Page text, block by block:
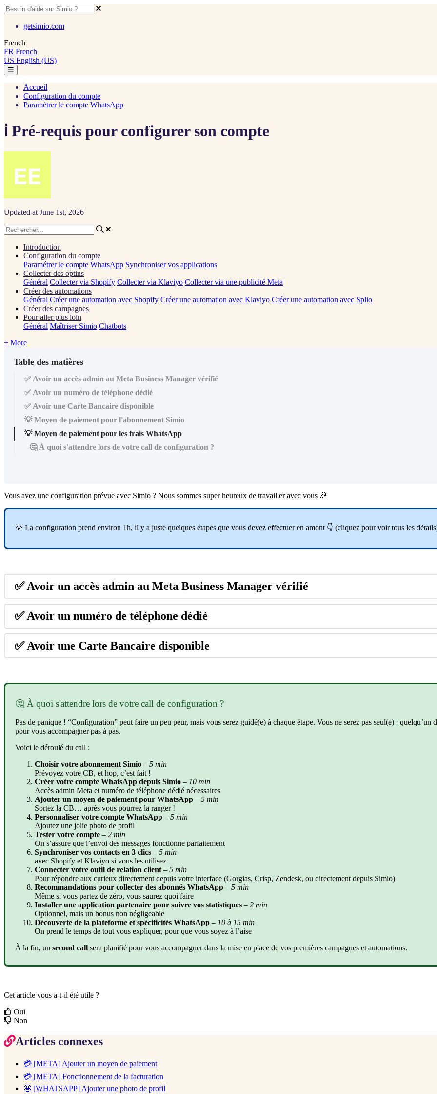
getsimio.com
French
FR French
US English (US)
Accueil
Configuration du compte
Paramétrer le compte WhatsApp
ℹ️ Pré-requis pour configurer son compte
Updated at June 1st, 2026
Introduction
Configuration du compte
Paramétrer le compte WhatsApp Synchroniser vos applications
Collecter des optins
Général Collecter via Shopify Collecter via Klaviyo Collecter via une publicité Meta
Créer des automations
Général Créer une automation avec Shopify Créer une automation avec Klaviyo Créer une automation avec Splio
Créer des campagnes
Pour aller plus loin
Général Maîtriser Simio Chatbots
+ More
Table des matières
✅ Avoir un accès admin au Meta Business Manager vérifié
✅ Avoir un numéro de téléphone dédié
✅ Avoir une Carte Bancaire disponible
💡 Moyen de paiement pour l'abonnement Simio
💡 Moyen de paiement pour les frais WhatsApp
🤔 À quoi s'attendre lors de votre call de configuration ?
Vous avez une configuration prévue avec Simio ? Nous sommes super heureux de travailler avec vous 
 La configuration prend environ 1h, il y a juste quelques étapes que vous devez effectuer en amont  (cliquez pour voir tous les détails
✅ Avoir un accès admin au Meta Business Manager vérifié
✅ Avoir un numéro de téléphone dédié
✅ Avoir une Carte Bancaire disponible
 À quoi s'attendre lors de votre call de configuration ?
Pas de panique ! “Configuration” peut faire un peu peur, mais vous serez guidé(e) à chaque étape. Vous ne serez pas seul(e) : quelqu’un
pour vous accompagner pas à pas.
Voici le déroulé du call :
Choisir votre abonnement Simio – 5 min
Prévoyez votre CB, et hop, c’est fait !
Créer votre compte WhatsApp depuis Simio – 10 min
Accès admin Meta et numéro de téléphone dédié nécessaires
Ajouter un moyen de paiement pour WhatsApp – 5 min
Sortez la CB… après vous pourrez la ranger !
Personnaliser votre compte WhatsApp – 5 min
Ajoutez une jolie photo de profil
Tester votre compte – 2 min
On s’assure que l’envoi des messages fonctionne parfaitement
Synchroniser vos contacts en 3 clics – 5 min
avec Shopify et Klaviyo si vous les utilisez
Connecter votre outil de relation client – 5 min
Pour répondre aux curieux directement depuis votre interface (Gorgias, Crisp, Zendesk, ou directement depuis Simio)
Recommandations pour collecter des abonnés WhatsApp – 5 min
Même si vous partez de zéro, vous saurez quoi faire
Installer une application partenaire pour suivre vos statistiques – 2 min
Optionnel, mais un bonus non négligeable
Découverte de la plateforme et spécificités WhatsApp – 10 à 15 min
On prend le temps de tout vous expliquer, pour que vous soyez à l’aise
À la fin, un second call sera planifié pour vous accompagner dans la mise en place de vos premières campagnes et automations.
Cet article vous a-t-il été utile ?
Oui
Non
Articles connexes
💳 [META] Ajouter un moyen de paiement
💳 [META] Fonctionnement de la facturation
🤩 [WHATSAPP] Ajouter une photo de profil